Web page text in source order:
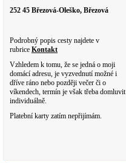
252 45 Březová-Oleško, Březová
Podrobný popis cesty najdete v
rubrice Kontakt
Vzhledem k tomu, že se jedná o moji
domácí adresu, je vyzvednutí možné i
dříve ráno nebo později večer či o
víkendech, termín je však třeba domluvit
individuálně.
Platební karty zatím nepřijímám.